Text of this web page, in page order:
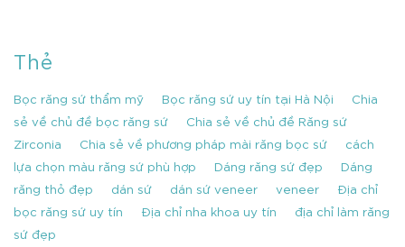
Thẻ
Bọc răng sứ thẩm mỹ Bọc răng sứ uy tín tại Hà Nội
Chia
sẻ về chủ đề bọc răng sứ
Chia sẻ về chủ đề Răng sứ
Zirconia
Chia sẻ về phương pháp mài răng bọc sứ
cách
lựa chọn màu răng sứ phù hợp
Dáng răng sứ đẹp
Dáng
răng thỏ đẹp
dán sứ dán sứ veneer veneer
Địa chỉ
bọc răng sứ uy tín
Địa chỉ nha khoa uy tín
địa chỉ làm răng
sứ đẹp